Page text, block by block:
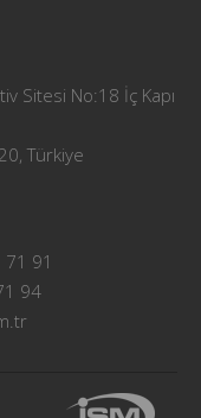
Sitesi No:18 İç Kapı
Türkiye
91
94